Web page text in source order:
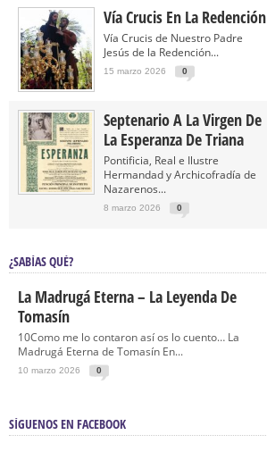
Vía Crucis En La Redención
Vía Crucis de Nuestro Padre
Jesús de la Redención...
15 marzo 2026 0
Septenario A La Virgen De
La Esperanza De Triana
Pontificia, Real e Ilustre
Hermandad y Archicofradía de
Nazarenos...
8 marzo 2026 0
¿SABÍAS QUÉ?
La Madrugá Eterna – La Leyenda De
Tomasín
10Como me lo contaron así os lo cuento… La
Madrugá Eterna de Tomasín En...
10 marzo 2026 0
SÍGUENOS EN FACEBOOK